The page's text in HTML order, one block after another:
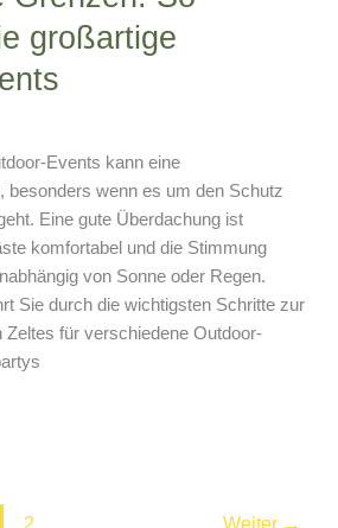
großartige
Events kann eine
besonders wenn es um den Schutz
Eine gute Überdachung ist
komfortabel und die Stimmung
von Sonne oder Regen.
Sie durch die wichtigsten Schritte zur
Zeltes für verschiedene Outdoor-